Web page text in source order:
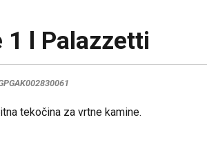
l Palazzetti
tekočina za vrtne kamine.